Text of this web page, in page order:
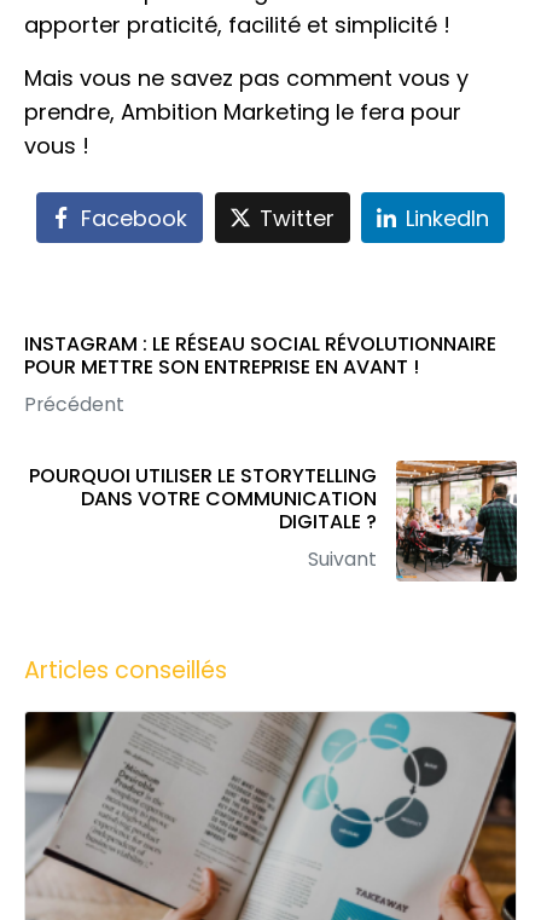
apporter praticité, facilité et simplicité !
Mais vous ne savez pas comment vous y
prendre, Ambition Marketing le fera pour
vous !
Facebook Twitter LinkedIn
INSTAGRAM : LE RÉSEAU SOCIAL RÉVOLUTIONNAIRE
POUR METTRE SON ENTREPRISE EN AVANT !
Précédent
POURQUOI UTILISER LE STORYTELLING
DANS VOTRE COMMUNICATION
DIGITALE ?
Suivant
Articles conseillés